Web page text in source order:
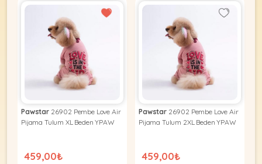
Pawstar26902 Pembe Love Air
Pijama Tulum XL Beden YPAW
459,00₺
Pawstar26902 Pembe Love Air
Pijama Tulum 2XL Beden YPAW
459,00₺